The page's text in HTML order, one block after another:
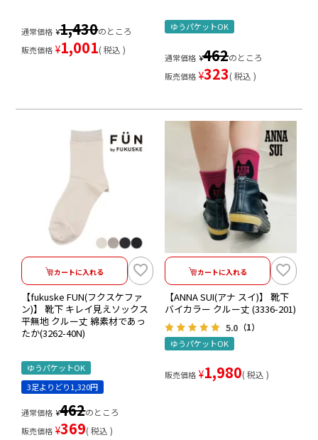
通常価格 ¥1,430のところ
販売価格 ¥1,001 税込
ゆうパケットOK
通常価格 ¥462のところ
販売価格 ¥323 税込
カートに入れる
【fukuske FUN(フクスケファ
ン)】 靴下 キレイ見えソックス
平無地 クルー丈 綿素材であっ
たか(3262-40N)
ゆうパケットOK
3足よりどり1,320円
通常価格 ¥462のところ
販売価格 ¥369 税込
カートに入れる
【ANNA SUI(アナ スイ)】 靴下
バイカラー クルー丈 (3336-201)
5.0 （1）
ゆうパケットOK
販売価格 ¥1,980 税込